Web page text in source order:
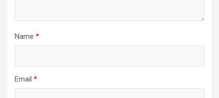
Name *
Email *